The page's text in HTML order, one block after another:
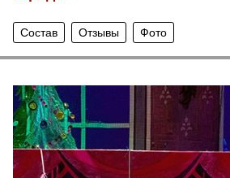
Состав Отзывы Фото